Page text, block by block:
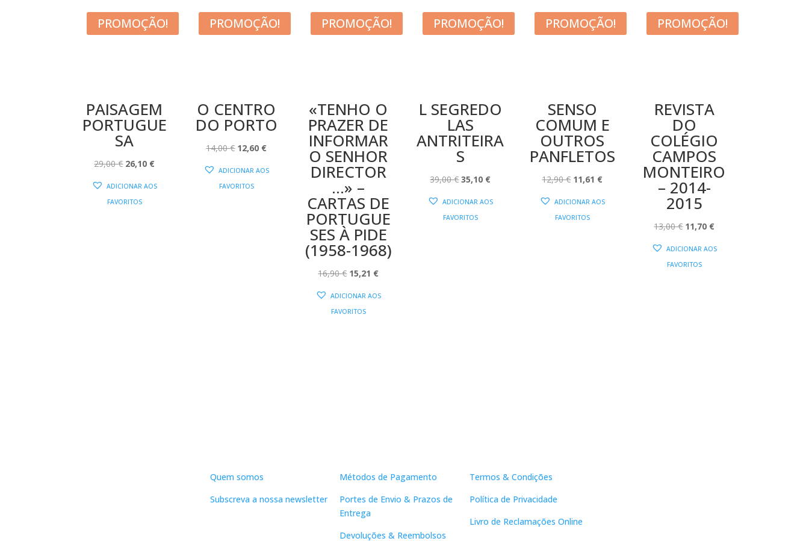
PROMOÇÃO!
PAISAGEM
PORTUGUE
SA
29,00€ O
26,10 €O
ADICIONAR AOS
FAVORITOS
PROMOÇÃO!
O CENTRO
DO PORTO
14,00€ O
12,60 €O
ADICIONAR AOS
FAVORITOS
PROMOÇÃO!
«TENHO O
PRAZER DE
INFORMAR
O SENHOR
DIRECTOR
…» –
CARTAS DE
PORTUGUE
SES À PIDE
(1958-1968)
16,90€ O
15,21 €O
ADICIONAR AOS
FAVORITOS
PROMOÇÃO!
L SEGREDO
LAS
ANTRITEIRA
S
39,00€O
35,10 €O
ADICIONAR AOS
FAVORITOS
PROMOÇÃO!
SENSO
COMUM E
OUTROS
PANFLETOS
12,90€ O
11,61 €O
ADICIONAR AOS
FAVORITOS
PROMOÇÃO!
REVISTA
DO
COLÉGIO
CAMPOS
MONTEIRO
– 2014-
2015
13,00€ O
11,70 €O
ADICIONAR AOS
FAVORITOS
Quem somos
Subscreva a nossa newsletter
Métodos de Pagamento
Portes de Envio & Prazos de
Entrega
Devoluções & Reembolsos
Termos & Condições
Política de Privacidade
Livro de Reclamações Online